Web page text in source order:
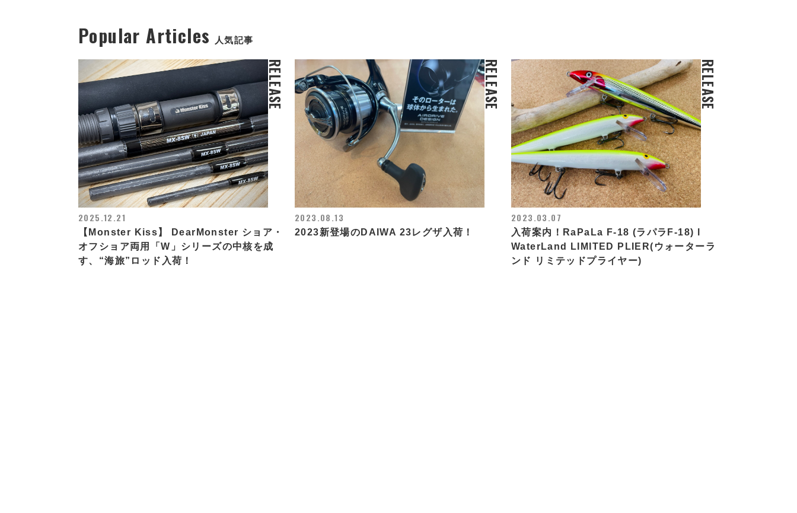
Popular Articles 人気記事
RELEASE
2025.12.21
【Monster Kiss】 DearMonster ショア・
オフショア両用「W」シリーズの中核を成
す、“海旅”ロッド入荷！
RELEASE
2023.08.13
2023新登場のDAIWA 23レグザ入荷！
RELEASE
2023.03.07
入荷案内！RaPaLa F-18 (ラパラF-18) l
WaterLand LIMITED PLIER(ウォーターラ
ンド リミテッドプライヤー)